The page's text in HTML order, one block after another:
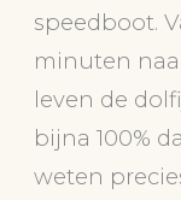
speedboot.
minuten
leven de
bijna 100%
weten